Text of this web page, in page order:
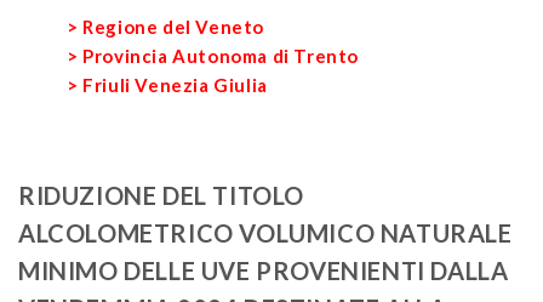
> Regione del Veneto
> Provincia Autonoma di Trento
> Friuli Venezia Giulia
RIDUZIONE DEL TITOLO
ALCOLOMETRICO VOLUMICO NATURALE
MINIMO DELLE UVE PROVENIENTI DALLA